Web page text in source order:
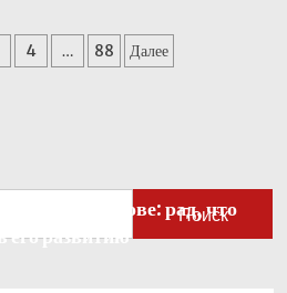
4 … 88 Далее
Поиск
Ахтямове: рад, что
его развитию